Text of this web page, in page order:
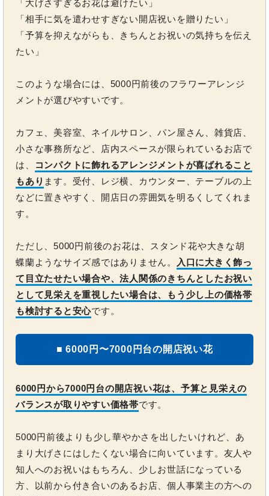
「大げさすぎるお花は避けたい」
「相手に気を遣わせすぎない開店祝いを贈りたい」
「予算を抑えながらも、きちんとお祝いの気持ちを伝え
たい」
このような場合には、5000円前後のフラワーアレンジ
メントが選びやすいです。
カフェ、美容室、ネイルサロン、パン屋さん、雑貨店、
小さな事務所など、店内スペースが限られているお店で
は、
コンパクトに飾れるアレンジメントが喜ばれること
もあり ます。受付、レジ横、カウンター、テーブルの上
などに置きやすく、開店日の雰囲気を明るくしてくれま
す。
ただし、5000円前後のお花は、スタンド花や大きな胡
蝶蘭ようなサイズ感ではありません。
入口に大きく飾っ
て目立たせたい場合や、法人関係のきちんとしたお祝い
として見栄えを重視したい場合は、もう少し上の価格帯
も検討すると安心です。
■ 6000円〜7000円台の開店祝い花
6000円から7000円台の開店祝い花は、予算と見栄えの
バランスが取りやすい価格帯です。
5000円前後よりも少し華やかさを出したいけれど、あ
まり大げさにはしたくない場合に向いています。友人や
知人へのお祝いはもちろん、少しお世話になっている
方、以前から付き合いのあるお店、個人事業主の方への